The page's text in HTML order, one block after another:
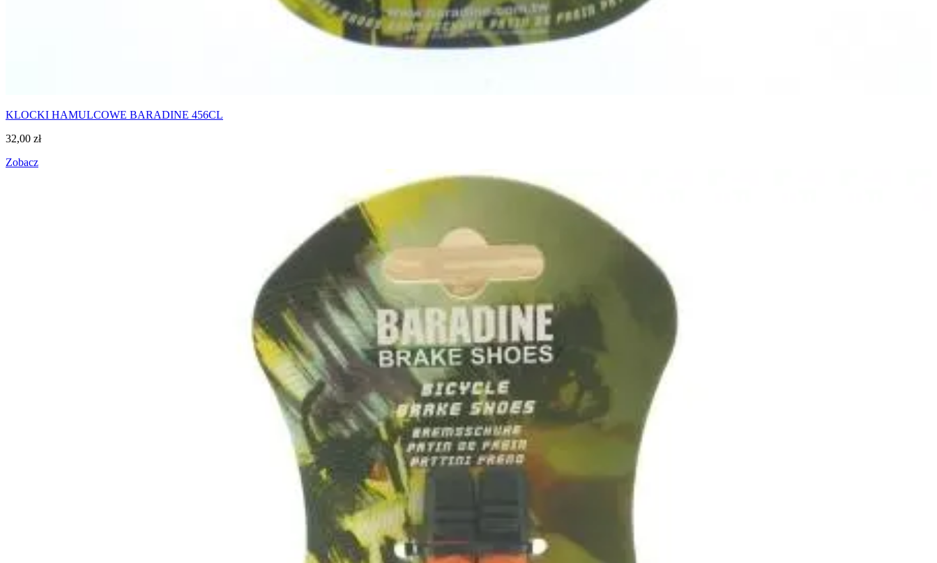
KLOCKI HAMULCOWE BARADINE 456CL
32,00 zł
Zobacz